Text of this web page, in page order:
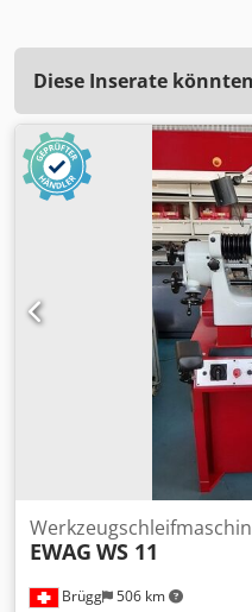
Diese Inserate
Brügg 506 km
EWAG WS 11